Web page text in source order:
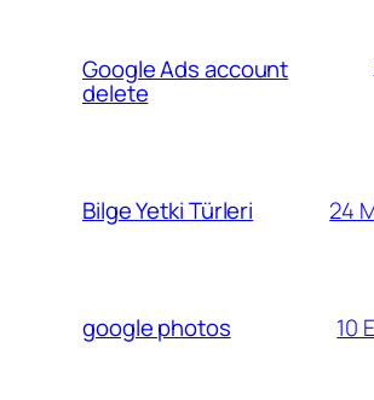
Google Ads account
delete
Bilge Yetki Türleri 24
google photos 10